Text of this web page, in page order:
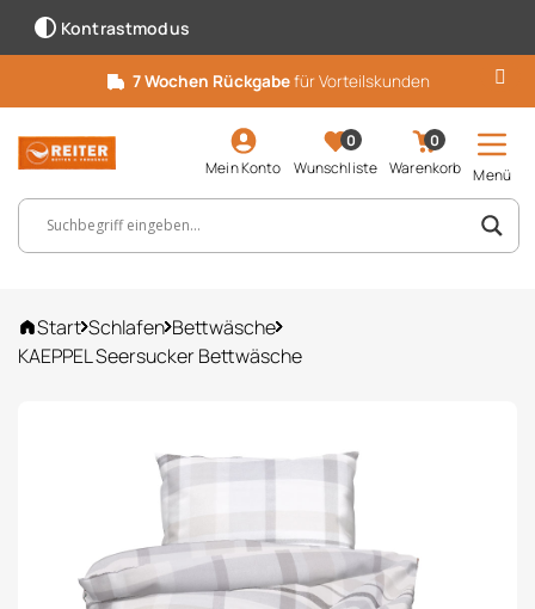
Kontrastmodus
7 Wochen Rückgabefür Vorteilskunden
Mein Konto
0
Wunschliste
0
Warenkorb
Menü
Suchbegriff, Artikelnummer ...
Start Schlafen Bettwäsche
KAEPPEL Seersucker Bettwäsche